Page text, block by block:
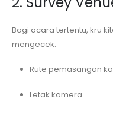
Bagi acara tertentu, kru
mengecek:
Rute pemasangan
Letak kamera.